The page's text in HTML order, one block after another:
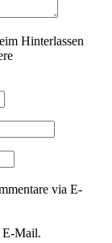
Hinterlassen
via E-
E-Mail.